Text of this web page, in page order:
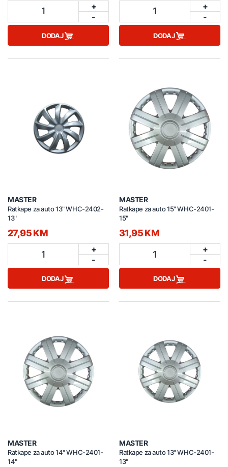
1
+
-
DODAJ
1
+
-
DODAJ
MASTER
Ratkape za auto 13" WHC-2402-
13"
27,95 KM
1
+
-
DODAJ
MASTER
Ratkape za auto 15" WHC-2401-
15"
31,95 KM
1
+
-
DODAJ
MASTER
Ratkape za auto 14" WHC-2401-
14"
MASTER
Ratkape za auto 13" WHC-2401-
13"